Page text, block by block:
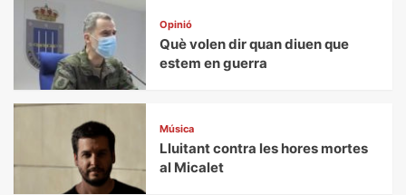
Opinió
Què volen dir quan diuen que
estem en guerra
Música
Lluitant contra les hores mortes
al Micalet